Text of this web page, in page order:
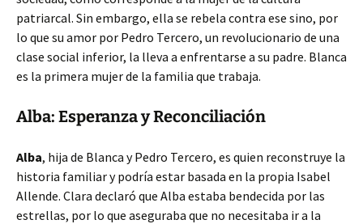
patriarcal. Sin embargo, ella se rebela contra ese sino, por
lo que su amor por Pedro Tercero, un revolucionario de una
clase social inferior, la lleva a enfrentarse a su padre. Blanca
es la primera mujer de la familia que trabaja.
Alba: Esperanza y Reconciliación
Alba, hija de Blanca y Pedro Tercero, es quien reconstruye la
historia familiar y podría estar basada en la propia Isabel
Allende. Clara declaró que Alba estaba bendecida por las
estrellas, por lo que aseguraba que no necesitaba ir a la